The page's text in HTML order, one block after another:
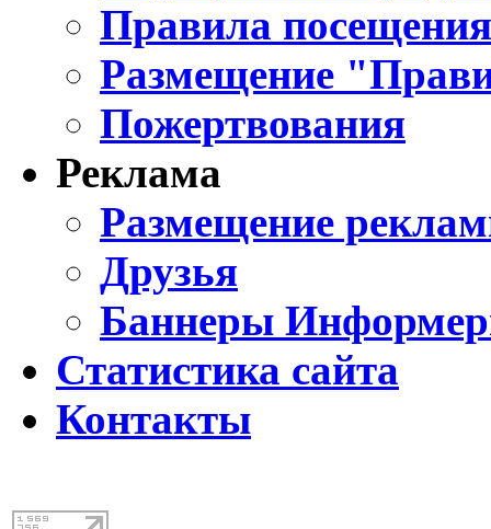
Правила
Размещение
Пожертвования
Реклама
Размещение
Друзья
Баннеры
Статистика сайта
Контакты